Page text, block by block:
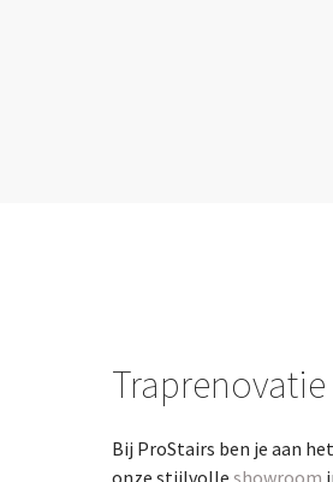
Traprenovatie
Bij ProStairs ben je aan
onze stijlvolle showroom